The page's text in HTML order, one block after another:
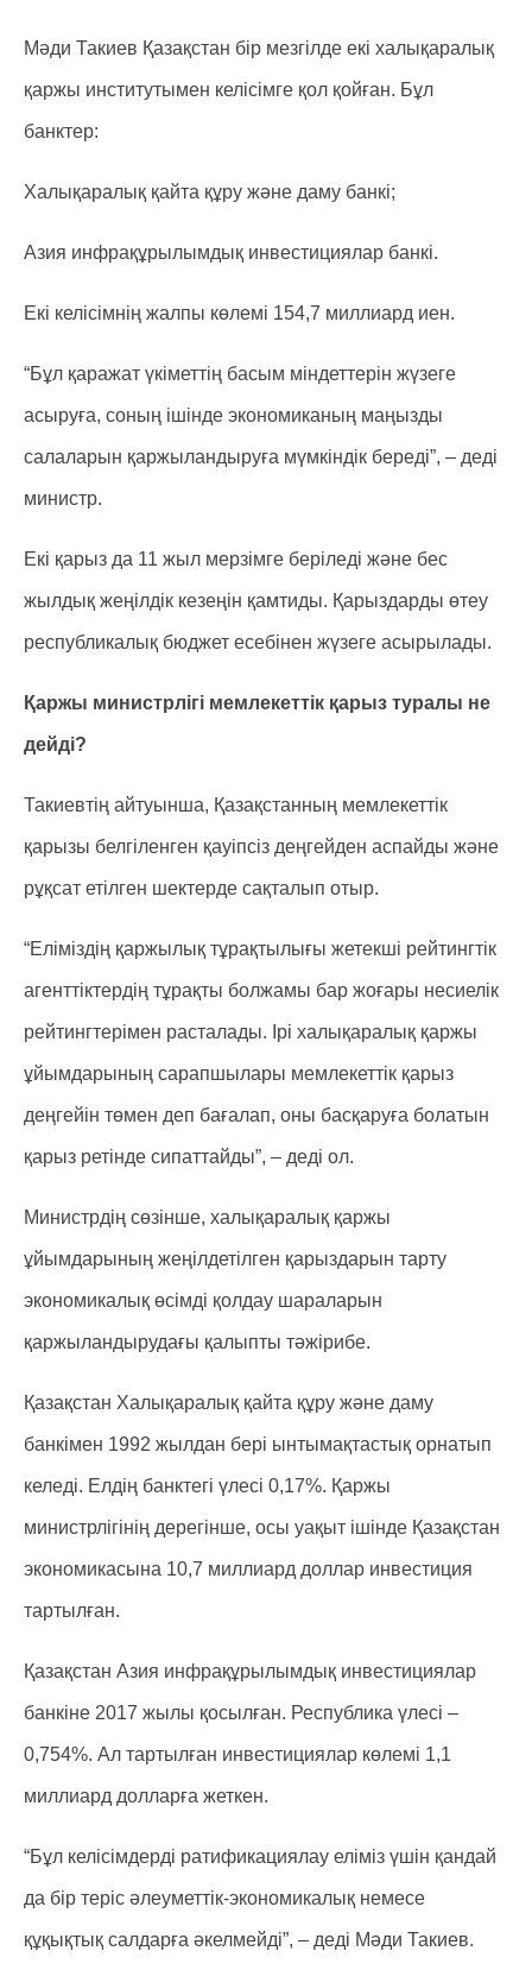
Мәди Такиев Қазақстан бір мезгілде екі халықаралық
қаржы институтымен келісімге қол қойған. Бұл
банктер:
Халықаралық қайта құру және даму банкі;
Азия инфрақұрылымдық инвестициялар банкі.
Екі келісімнің жалпы көлемі 154,7 миллиард иен.
“Бұл қаражат үкіметтің басым міндеттерін жүзеге
асыруға, соның ішінде экономиканың маңызды
салаларын қаржыландыруға мүмкіндік береді”, – деді
министр.
Екі қарыз да 11 жыл мерзімге беріледі және бес
жылдық жеңілдік кезеңін қамтиды. Қарыздарды өтеу
республикалық бюджет есебінен жүзеге асырылады.
Қаржы министрлігі мемлекеттік қарыз туралы не
дейді?
Такиевтің айтуынша, Қазақстанның мемлекеттік
қарызы белгіленген қауіпсіз деңгейден аспайды және
рұқсат етілген шектерде сақталып отыр.
“Еліміздің қаржылық тұрақтылығы жетекші рейтингтік
агенттіктердің тұрақты болжамы бар жоғары несиелік
рейтингтерімен расталады. Ірі халықаралық қаржы
ұйымдарының сарапшылары мемлекеттік қарыз
деңгейін төмен деп бағалап, оны басқаруға болатын
қарыз ретінде сипаттайды”, – деді ол.
Министрдің сөзінше, халықаралық қаржы
ұйымдарының жеңілдетілген қарыздарын тарту
экономикалық өсімді қолдау шараларын
қаржыландырудағы қалыпты тәжірибе.
Қазақстан Халықаралық қайта құру және даму
банкімен 1992 жылдан бері ынтымақтастық орнатып
келеді. Елдің банктегі үлесі 0,17%. Қаржы
министрлігінің дерегінше, осы уақыт ішінде Қазақстан
экономикасына 10,7 миллиард доллар инвестиция
тартылған.
Қазақстан Азия инфрақұрылымдық инвестициялар
банкіне 2017 жылы қосылған. Республика үлесі –
0,754%. Ал тартылған инвестициялар көлемі 1,1
миллиард долларға жеткен.
“Бұл келісімдерді ратификациялау еліміз үшін қандай
да бір теріс әлеуметтік-экономикалық немесе
құқықтық салдарға әкелмейді”, – деді Мәди Такиев.